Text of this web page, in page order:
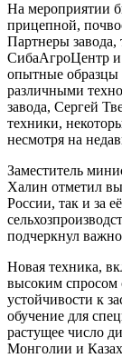
На мероприятии
прицепной,
Партнеры
СибаАгроЦентр
опытные образцы
различными
завода, Сергей
техники,
несмотря на
Заместитель
Халин отметил
России, так и за
подчеркнул
Новая техника,
высоким спросом
устойчивости к
обучение для
растущее число
Монголии и